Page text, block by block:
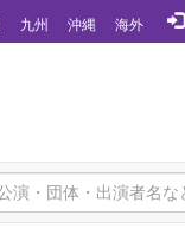
九州 沖縄 海外